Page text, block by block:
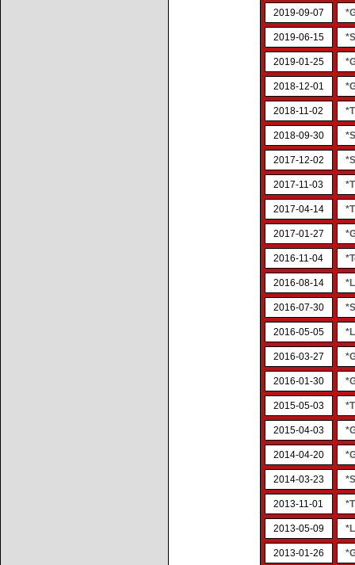
2019-09-07
2019-06-15
2019-01-25
2018-12-01
2018-11-02
2018-09-30
2017-12-02
2017-11-03
2017-04-14
2017-01-27
2016-11-04
2016-08-14
2016-07-30
2016-05-05
2016-03-27
2016-01-30
2015-05-03
2015-04-03
2014-04-20
2014-03-23
2013-11-01
2013-05-09
2013-01-26